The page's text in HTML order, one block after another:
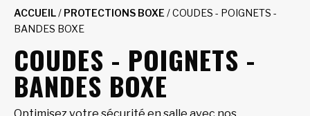
ACCUEIL/ PROTECTIONS BOXE / COUDES - POIGNETS -
BANDES BOXE
COUDES - POIGNETS -
BANDES BOXE